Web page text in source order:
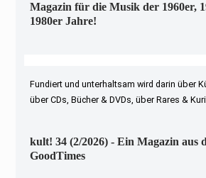
Magazin für die Musik der 1960er,
1980er Jahre!
Fundiert und unterhaltsam wird darin über
über CDs, Bücher & DVDs, über Rares &
kult! 34 (2/2026) - Ein Magazin aus
GoodTimes